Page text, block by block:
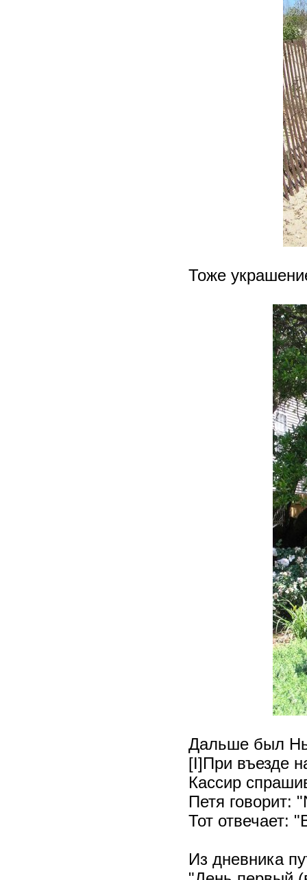
Тоже
Дальше был
[I]При въезде
Кассир
Петя говорит:
Тот отвечает:
Из дневника